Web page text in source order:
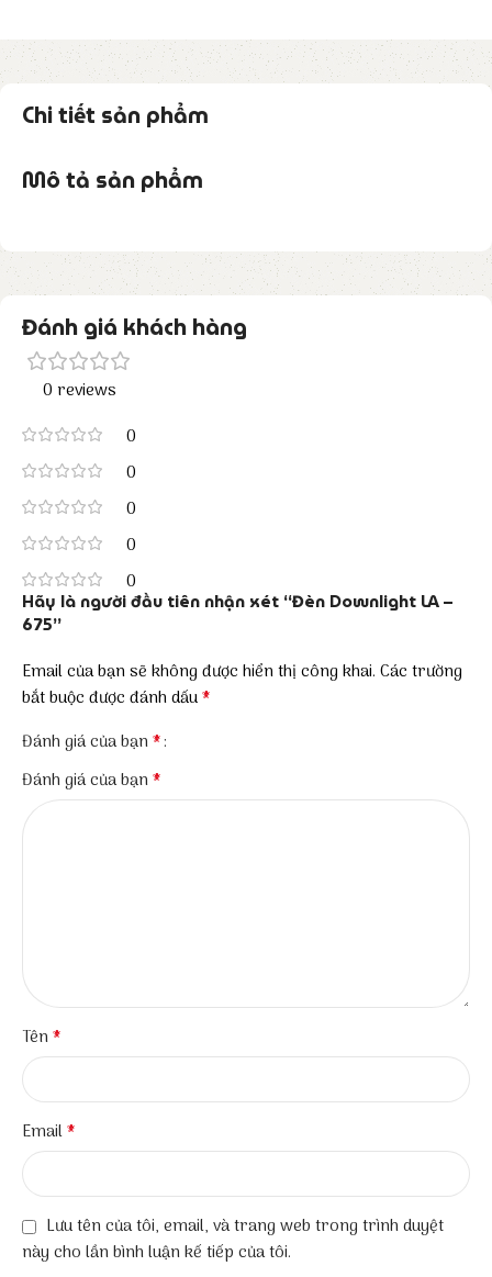
Chi tiết sản phẩm
Mô tả sản phẩm
Đánh giá khách hàng
0 reviews
0
0
0
0
0
Hãy là người đầu tiên nhận xét “Đèn Downlight LA –
675”
Email của bạn sẽ không được hiển thị công khai. Các trường
bắt buộc được đánh dấu*
Đánh giá của bạn*
Đánh giá của bạn*
Tên*
Email*
Lưu tên của tôi, email, và trang web trong trình duyệt
này cho lần bình luận kế tiếp của tôi.